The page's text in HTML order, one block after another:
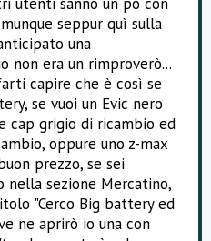
seppur quì sulla
una
non era un rimproverò...
capire che è così se
se vuoi un Evic nero
cap grigio di ricambio ed
oppure uno z-max
prezzo, se sei
nella sezione Mercatino,
"Cerco Big battery ed
ne aprirò io una con